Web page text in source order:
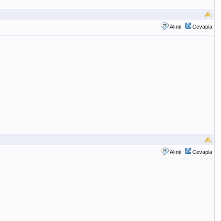
Alıntı Cevapla
Alıntı Cevapla